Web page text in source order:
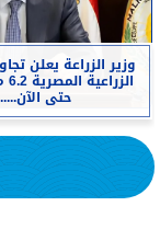
وزير الزراعة يعلن
حتى الآن.....